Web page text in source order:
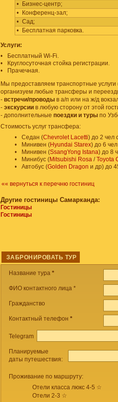
•
Бизнес-центр;
•
Конференц-зал;
• Сад;
•
Бесплатная парковка.
Услуги:
•
Бесплатный Wi-Fi.
•
Круглосуточная стойка регистрации.
•
Прачечная.
Мы предоставляем транспортные услуги
организуем любые трансферы и
- встречи/проводы в а/п или на ж/д
- экскурсии в любую сторону от этой
- дополнительные поездки и туры по
Стоимость услуг трансфера:
•
Седан (Chevrolet Lacetti) до 2 чел
•
Минивен (Hyundai Starex) до 6
•
Минивен (SsangYong Istana) до 8
•
Минибус (Mitsubishi Rosa/Toyota
•
Автобус (Golden Dragon и др) до
«« вернуться к перечню гостиниц
Другие гостиницы Самарканда:
Гостиницы
Гостиницы
ЗАБРОНИРОВАТЬ ТУР
Название тура *
ФИО контактного лица *
Гражданство
Контактный телефон *
Telegram
Планируемые
даты путешествия:
Проживание по маршруту:
Отели класса люкс 4-5 ☆
Отели 2-3 ☆